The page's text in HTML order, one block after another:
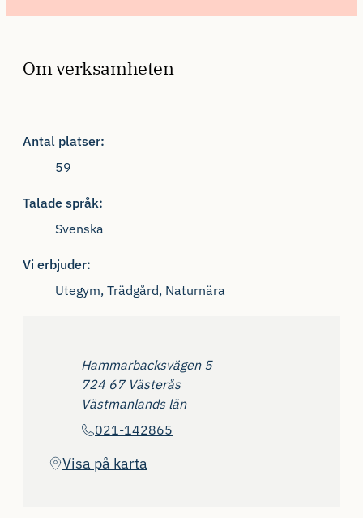
Om verksamheten
Antal platser:
59
Talade språk:
Svenska
Vi erbjuder:
Utegym, Trädgård, Naturnära
AdressHammarbacksvägen 5
724 67 Västerås
Västmanlands län
Telefon 021-142865
Visa på karta